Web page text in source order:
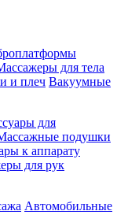
для тела
и плеч Вакуумные
для
подушки
к аппарату
для рук
Автомобильные